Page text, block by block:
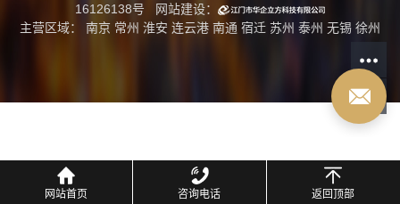
16126138号 网站建设：
主营区域： 南京 常州 淮安 连云港 南通 宿迁 苏州 泰州 无锡 徐州
网站首页 咨询电话 返回顶部